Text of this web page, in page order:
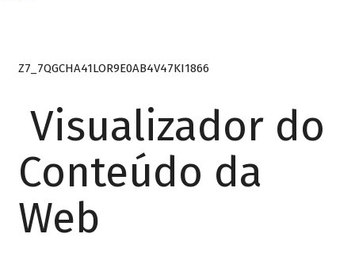
Z7_7QGCHA41LOR9E0AB4V47KI1866
Visualizador do
Conteúdo da
Web